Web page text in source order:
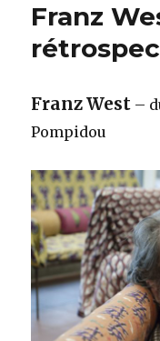
Franz
Franz West –
Pompidou